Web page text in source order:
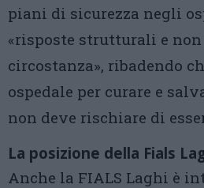
piani di sicurezza negli
«risposte strutturali e
circostanza», ribadendo
ospedale per curare e
non deve rischiare di
La posizione della Fials
Anche la FIALS Laghi è